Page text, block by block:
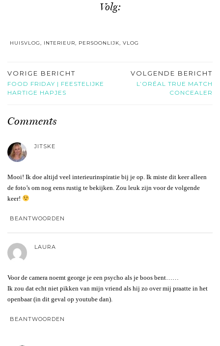
Volg:
HUISVLOG, INTERIEUR, PERSOONLIJK, VLOG
VORIGE BERICHT
FOOD FRIDAY | FEESTELIJKE
HARTIGE HAPJES
VOLGENDE BERICHT
L’ORÉAL TRUE MATCH
CONCEALER
Comments
JITSKE
Mooi! Ik doe altijd veel interieurinspiratie bij je op. Ik miste dit keer alleen
de foto’s om nog eens rustig te bekijken. Zou leuk zijn voor de volgende
keer!
BEANTWOORDEN
LAURA
Voor de camera noemt george je een psycho als je boos bent……
Ik zou dat echt niet pikken van mijn vriend als hij zo over mij praatte in het
openbaar (in dit geval op youtube dan).
BEANTWOORDEN